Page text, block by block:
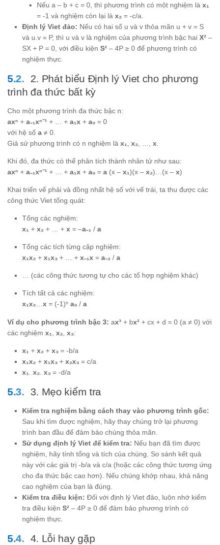
Nếu a – b + c = 0, thì phương trình có một nghiệm là x₁
= -1 và nghiệm còn lại là x₂ = -c/a.
Định lý Viet đảo: Nếu có hai số u và v thỏa mãn u + v = S
và u.v = P, thì u và v là nghiệm của phương trình bậc hai X² –
SX + P = 0, với điều kiện S² – 4P ≥ 0 để phương trình có
nghiệm thực.
2. Phát biểu Định lý Viet cho phương
trình đa thức bất kỳ
Cho một phương trình đa thức bậc n:
axⁿ + a₋₁xⁿ⁻¹ + … + a₁x + a₀ = 0
với hệ số a ≠ 0.
Giả sử phương trình có n nghiệm là x₁ x₂ x
Khi đó, đa thức có thể phân tích thành nhân tử như sau:
axⁿ + a₋₁xⁿ⁻¹ + … + a₁x + a₀ = a (x – x₁)(x – x₂)…(x – x)
Khai triển vế phải và đồng nhất hệ số với vế trái, ta thu được các
công thức Viet tổng quát:
Tổng các nghiệm:
x₁ + x₂ + … + x = –a₋₁ / a
Tổng các tích từng cặp nghiệm:
x₁x₂ + x₁x₃ + … + x₋₁x = a₋₂ / a
… (các công thức tương tự cho các tổ hợp nghiệm khác)
Tích tất cả các nghiệm:
x₁x₂
x = (-1)ⁿ a₀ / a
Ví dụ cho phương trình bậc 3: ax³ + bx² + cx + d = 0 (a ≠ 0) với
các nghiệm x₁ x₂ x₃:
x₁ + x₂ + x₃ = -b/a
x₁x₂ + x₁x₃ + x₂x₃ = c/a
x₁. x₂. x₃ = -d/a
3. Mẹo kiểm tra
Kiểm tra nghiệm bằng cách thay vào phương trình gốc:
Sau khi tìm được nghiệm, hãy thay chúng trở lại phương
trình ban đầu để đảm bảo chúng thỏa mãn.
Sử dụng định lý Viet để kiểm tra: Nếu bạn đã tìm được
nghiệm, hãy tính tổng và tích của chúng. So sánh kết quả
này với các giá trị -b/a và c/a (hoặc các công thức tương ứng
cho đa thức bậc cao hơn). Nếu chúng khớp nhau, khả năng
cao nghiệm của bạn là đúng.
Kiểm tra điều kiện: Đối với định lý Viet đảo, luôn nhớ kiểm
tra điều kiện S² – 4P ≥ 0 để đảm bảo phương trình có
nghiệm thực.
4. Lỗi hay gặp